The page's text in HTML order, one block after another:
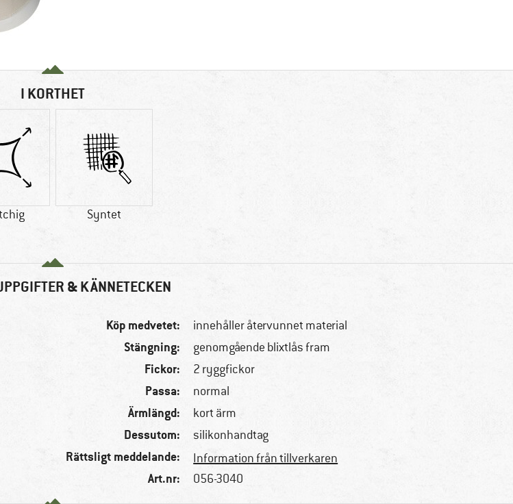
I KORTHET
Syntet
& KÄNNETECKEN
Köp medvetet: innehåller återvunnet material
Stängning: genomgående blixtlås fram
Fickor: 2 ryggfickor
Passa: normal
Ärmlängd: kort ärm
Dessutom: silikonhandtag
Rättsligt meddelande: Information från tillverkaren
Art.nr: 056-3040